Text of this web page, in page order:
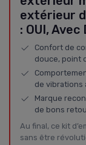
extérieur
: OUI, Avec
Confort de
douce, point
de vibrations
Marque
de bons
Au final, ce kit
sans être